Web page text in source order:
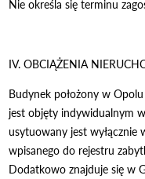
Nie określa się terminu
IV. OBCIĄŻENIA
Budynek położony w
jest objęty indywidualnym
usytuowany jest wyłącznie
wpisanego do rejestru
Dodatkowo znajduje się w